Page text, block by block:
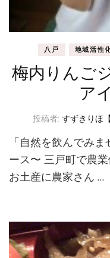
八戸 地域活性
梅内りんご
ア
投稿者: すずきりほ
「自然を飲んでみ
ース〜 三戸町で農
お土産に農家さん …